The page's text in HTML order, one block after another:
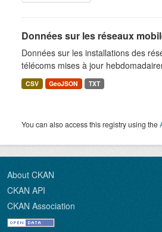
Données sur les réseaux
Données sur les installations des
télécoms mises à jour
CSV GeoJSON TXT
You can also access this registry using the
About CKAN
CKAN API
CKAN Association